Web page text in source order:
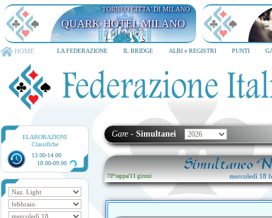
TORNEO CITTA' DI MILANO
QUARK HOTEL MILANO
HOME LA FEDERAZIONE IL BRIDGE ALBI e REGISTRI PUNTI
ELABORAZIONI
Classifiche
13.00-14.00
18.00-09.00
Gare - Simultanei
Simultaneo
70ª tappa/11 gironi mercoledì 18